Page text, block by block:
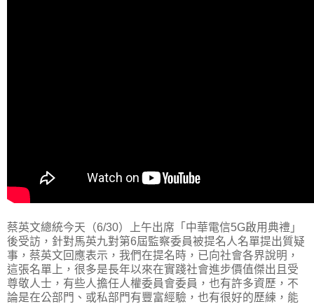
蔡英文總統今天（6/30）上午出席「中華電信5G啟用典禮」
後受訪，針對馬英九對第6屆監察委員被提名人名單提出質疑
事，蔡英文回應表示，我們在提名時，已向社會各界說明，
這張名單上，很多是長年以來在實踐社會進步價值傑出且受
尊敬人士，有些人擔任人權委員會委員，也有許多資歷，不
論是在公部門、或私部門有豐富經驗，也有很好的歷練，能